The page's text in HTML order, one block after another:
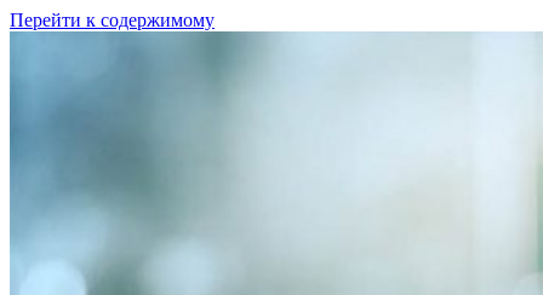
Перейти к содержимому